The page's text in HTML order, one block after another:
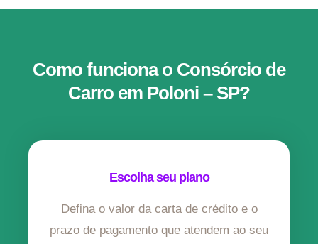
Como funciona o Consórcio de
Carro em Poloni – SP?
Escolha seu plano
Defina o valor da carta de crédito e o
prazo de pagamento que atendem ao seu